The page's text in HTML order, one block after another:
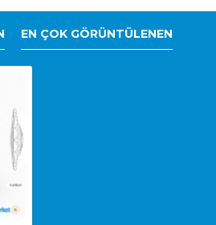
EN ÇOK GÖRÜNTÜLENEN